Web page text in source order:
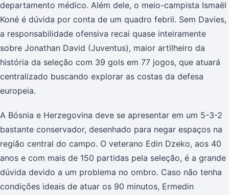
departamento médico. Além dele, o meio-campista Ismaël
Koné é dúvida por conta de um quadro febril. Sem Davies,
a responsabilidade ofensiva recai quase inteiramente
sobre Jonathan David (Juventus), maior artilheiro da
história da seleção com 39 gols em 77 jogos, que atuará
centralizado buscando explorar as costas da defesa
europeia.
A Bósnia e Herzegovina deve se apresentar em um 5-3-2
bastante conservador, desenhado para negar espaços na
região central do campo. O veterano Edin Dzeko, aos 40
anos e com mais de 150 partidas pela seleção, é a grande
dúvida devido a um problema no ombro. Caso não tenha
condições ideais de atuar os 90 minutos, Ermedin